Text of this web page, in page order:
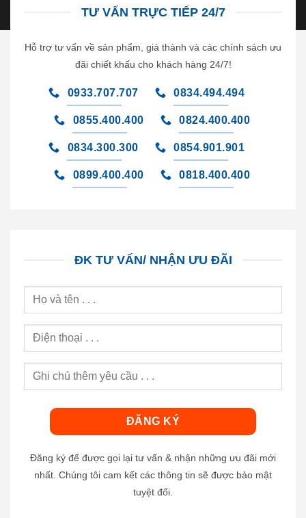
TƯ VẤN TRỰC TIẾP 24/7
Hỗ trợ tư vấn về sản phẩm, giá thành và các chính sách ưu
đãi chiết khấu cho khách hàng 24/7!
0933.707.707 0834.494.494
0855.400.400 0824.400.400
0834.300.300 0854.901.901
0899.400.400 0818.400.400
ĐK TƯ VẤN/ NHẬN ƯU ĐÃI
Đăng ký để được gọi lại tư vấn & nhận những ưu đãi mới
nhất. Chúng tôi cam kết các thông tin sẽ được bảo mật
tuyệt đối.